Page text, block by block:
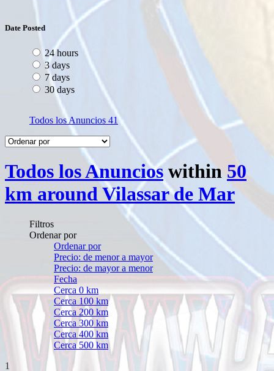
Date Posted
24 hours
3 days
7 days
30 days
Todos los Anuncios 41
Todos los Anuncios within50
km around Vilassar de Mar
Filtros
Ordenar por
Ordenar por
Precio: de menor a mayor
Precio: de mayor a menor
Fecha
Cerca 0 km
Cerca 100 km
Cerca 200 km
Cerca 300 km
Cerca 400 km
Cerca 500 km
1